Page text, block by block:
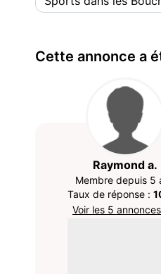
Cette annonce a
Raymond a.
Membre depuis 5
Taux de réponse :
Voir les 5 annonces